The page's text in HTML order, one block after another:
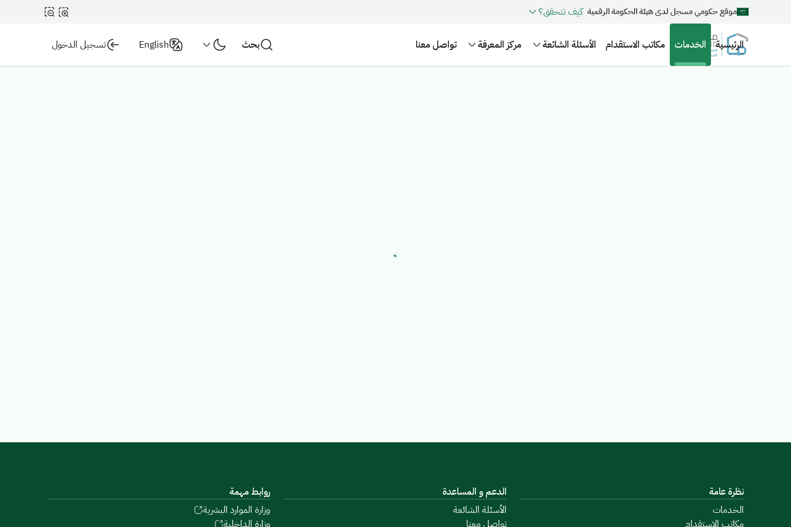
موقع حكومي مسجل لدى هيئة الحكومة الرقمية كيف تتحقق؟
بحث English تسجيل الدخول الرئيسية الخدمات مكاتب الاستقدام الأسئلة الشائعة مركز المعرفة تواصل معنا
نظرة عامة
الخدمات
مكاتب الاستقدام
الدعم و المساعدة
الأسئلة الشائعة
تواصل معنا
روابط مهمة
وزارة الموارد البشرية
وزارة الداخلية